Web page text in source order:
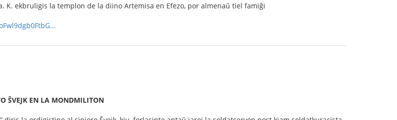
K. ekbruligis la templon de la diino Artemisa en Efezo, por almenaŭ tiel famiĝi
ŜVEJK EN LA MONDMILITON